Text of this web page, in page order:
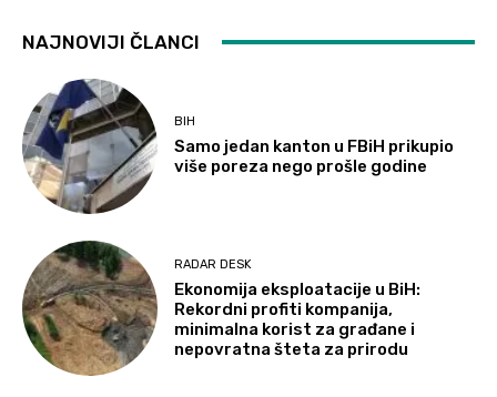
NAJNOVIJI ČLANCI
BIH
Samo jedan kanton u FBiH prikupio
više poreza nego prošle godine
RADAR DESK
Ekonomija eksploatacije u BiH:
Rekordni profiti kompanija,
minimalna korist za građane i
nepovratna šteta za prirodu